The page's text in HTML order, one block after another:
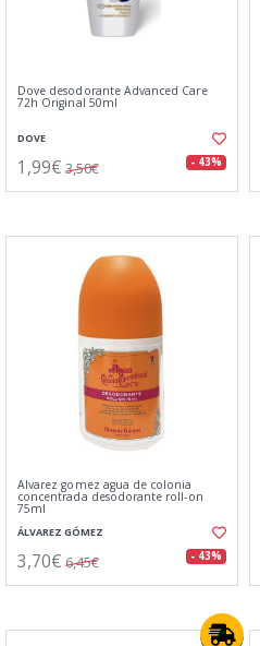
Dove desodorante Advanced Care
72h Original 50ml
DOVE
1,99€ 3,50€ - 43%
Alvarez gomez agua de colonia
concentrada desodorante roll-on
75ml
ÁLVAREZ GÓMEZ
3,70€ 6,45€ - 43%